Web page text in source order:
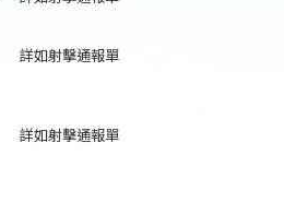
詳如射擊通報單
詳如射擊通報單